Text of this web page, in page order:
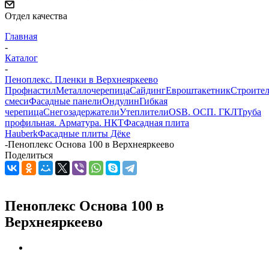
Отдел качества
Главная
-
Каталог
-
Пеноплекс. Пленки в Верхнеяркеево
ПрофнастилМеталлочерепицаСайдингЕвроштакетник
смесиФасадные панелиОндулинГибкая
черепицаСнегозадержателиУтеплителиOSB. ОСП. ГКЛТруба
профильная. Арматура. НКТФасадная плита
HauberkФасадные плиты Дёке
-Пеноплекс Основа 100 в Верхнеяркеево
Поделиться
Пеноплекс Основа 100 в
Верхнеяркеево